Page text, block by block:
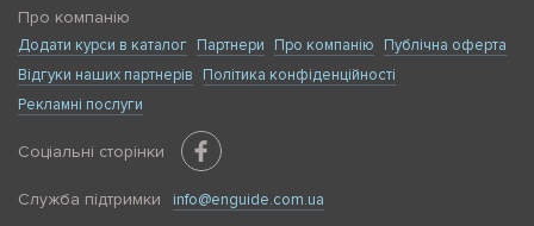
Про компанію
Додати курси в каталог Партнери Про компанію
Публічна оферта
Відгуки наших партнерів
Політика конфіденційності
Рекламні послуги
Соціальні сторінки
Служба підтримки info@enguide.com.ua